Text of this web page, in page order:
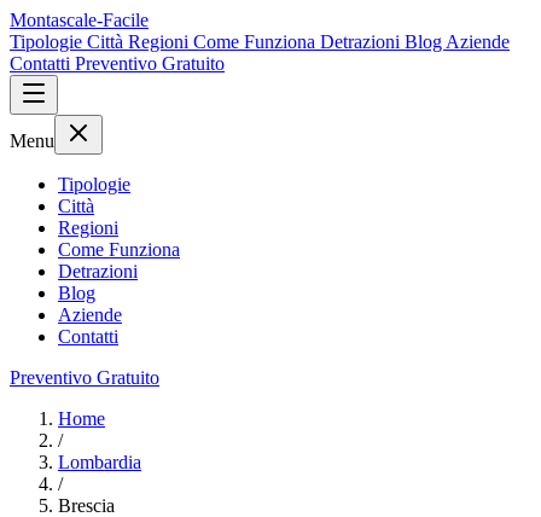
Montascale-Facile
Tipologie Città Regioni Come Funziona Detrazioni Blog Aziende
Contatti Preventivo Gratuito
Menu
Tipologie
Città
Regioni
Come Funziona
Detrazioni
Blog
Aziende
Contatti
Preventivo Gratuito
Home
/
Lombardia
/
Brescia